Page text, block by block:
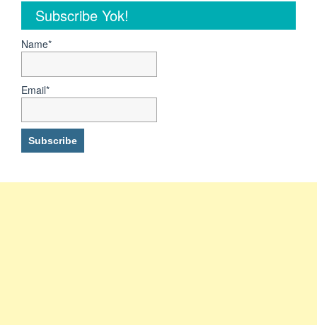
Pertanyaan
“Tugas
Luar
Seharusnya””
Subscribe Yok!
Name*
Email*